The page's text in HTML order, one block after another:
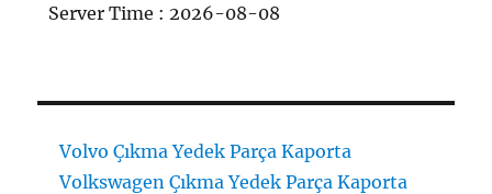
Server Time : 2026-08-08
Volvo Çıkma Yedek Parça Kaporta
Volkswagen Çıkma Yedek Parça Kaporta